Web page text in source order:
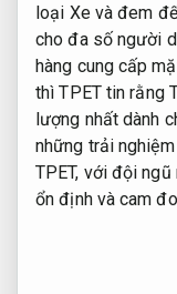
loại Xe và đem
cho đa số người
hàng cung cấp
thì TPET tin rằng
lượng nhất dành
những trải
TPET, với đội
ổn định và cam